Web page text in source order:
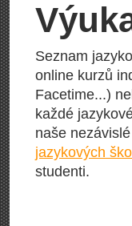
Seznam
online kurzů
Facetime...)
každé
naše nezávislé
jazykových
studenti.